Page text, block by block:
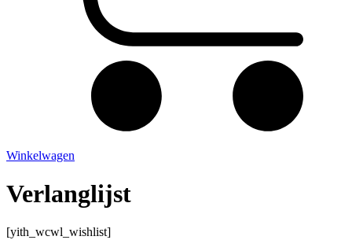
Winkelwagen
Verlanglijst
[yith_wcwl_wishlist]